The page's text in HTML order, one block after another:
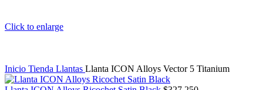
Click to enlarge
Inicio Tienda Llantas Llanta ICON Alloys Vector 5 Titanium